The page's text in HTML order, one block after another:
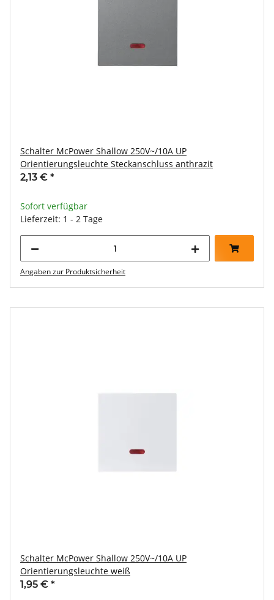
Schalter McPower Shallow 250V~/10A UP
Orientierungsleuchte Steckanschluss anthrazit
2,13 € *
Sofort verfügbar
Lieferzeit: 1 - 2 Tage
Angaben zur Produktsicherheit
Schalter McPower Shallow 250V~/10A UP
Orientierungsleuchte weiß
1,95 € *